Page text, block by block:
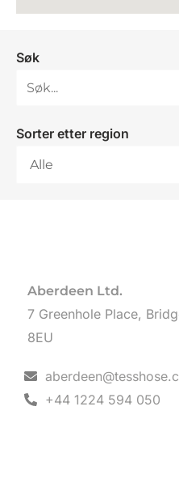
Søk
Sorter etter region
Aberdeen Ltd.
7 Greenhole Place,
8EU
+44 1224 594 050